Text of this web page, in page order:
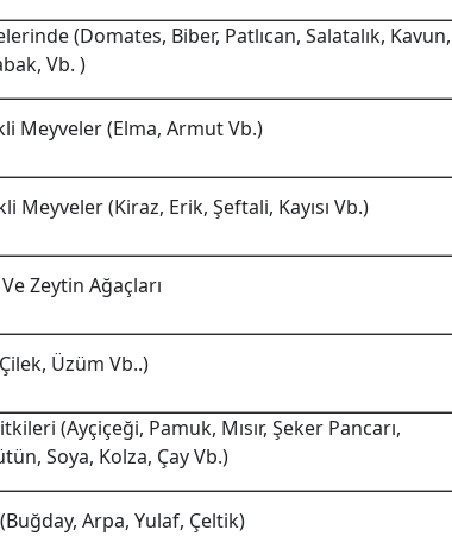
(Domates, Biber, Patlıcan, Salatalık, Kavun,
Vb. )
Meyveler (Elma, Armut Vb.)
Meyveler (Kiraz, Erik, Şeftali, Kayısı Vb.)
Zeytin Ağaçları
Üzüm Vb..)
(Ayçiçeği, Pamuk, Mısır, Şeker Pancarı,
Soya, Kolza, Çay Vb.)
Arpa, Yulaf, Çeltik)